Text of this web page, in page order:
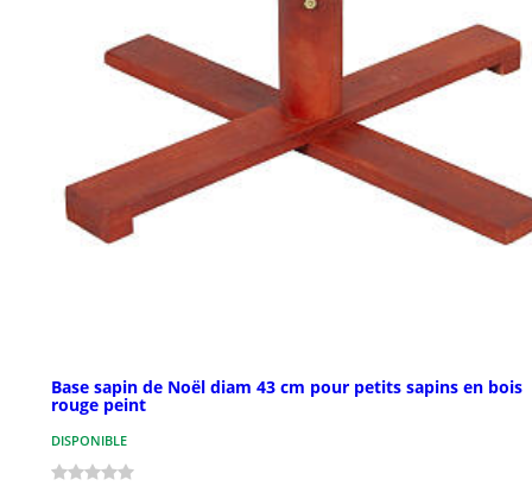
Base sapin de Noël diam 43 cm pour petits sapins en bois
rouge peint
DISPONIBLE